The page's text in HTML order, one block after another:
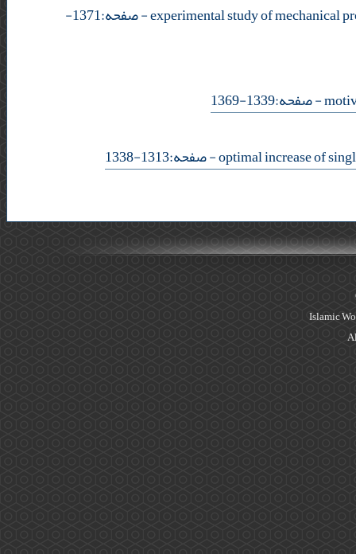
- صفحه:1371-
- صفحه:1339-1369
- صفحه:1313-1338
Islamic